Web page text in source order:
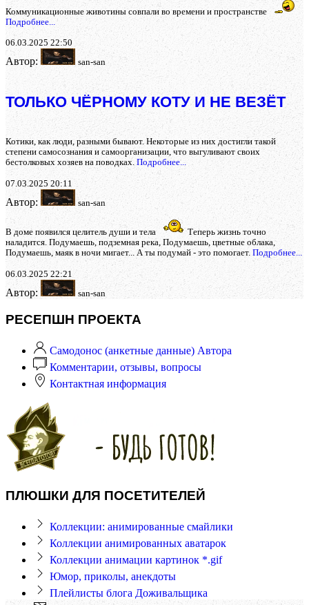
Коммуникационные животины совпали во времени и пространстве
Подробнее...
06.03.2025 22:50
Автор: san-san
ТОЛЬКО ЧЁРНОМУ КОТУ И НЕ ВЕЗЁТ
Котики, как люди, разными бывают. Некоторые из них достигли такой
степени самосознания и самоорганизации, что выгуливают своих
бестолковых хозяев на поводках. Подробнее...
07.03.2025 20:11
Автор: san-san
В доме появился целитель души и тела
Теперь жизнь точно
наладится. Подумаешь, подземная река, Подумаешь, цветные облака,
Подумаешь, маяк в ночи мигает... А ты подумай - это помогает. Подробнее...
06.03.2025 22:21
Автор: san-san
РЕСЕПШН ПРОЕКТА
Самодонос (анкетные данные) Автора
Комментарии, отзывы, вопросы
Контактная информация
ПЛЮШКИ ДЛЯ ПОСЕТИТЕЛЕЙ
Коллекции: анимированные смайлики
Коллекции анимированных аватарок
Коллекции анимации картинок *.gif
Юмор, приколы, анекдоты
Плейлисты блога Доживальщика